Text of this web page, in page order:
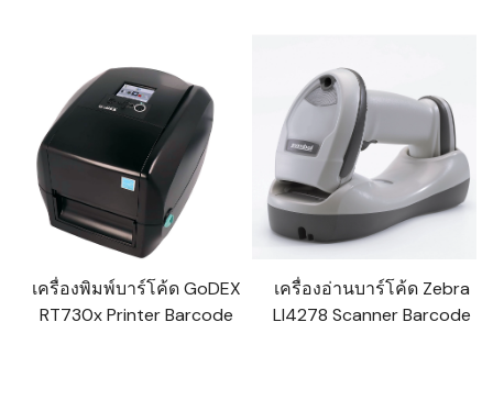
เครื่องพิมพ์บาร์โค้ด GoDEX
RT730x Printer Barcode
เครื่องอ่านบาร์โค้ด Zebra
LI4278 Scanner Barcode